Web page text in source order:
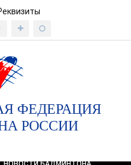
ФЕДЕРАЦИЯ
РОССИИ